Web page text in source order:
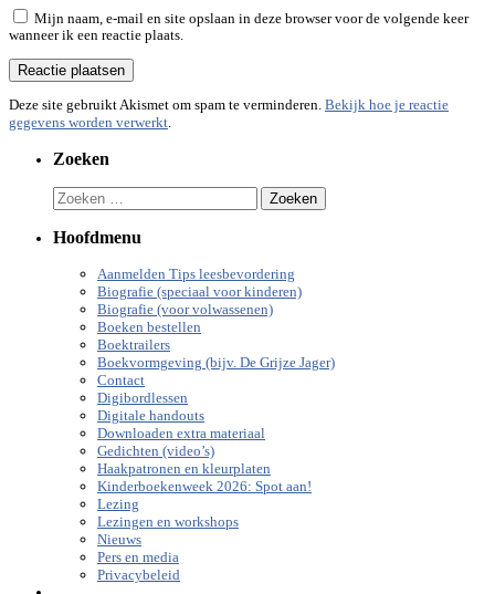
Mijn naam, e-mail en site opslaan in deze browser voor de volgende keer
wanneer ik een reactie plaats.
Deze site gebruikt Akismet om spam te verminderen. Bekijk hoe je reactie
gegevens worden verwerkt.
Zoeken
Zoeken
naar:
Hoofdmenu
Aanmelden Tips leesbevordering
Biografie (speciaal voor kinderen)
Biografie (voor volwassenen)
Boeken bestellen
Boektrailers
Boekvormgeving (bijv. De Grijze Jager)
Contact
Digibordlessen
Digitale handouts
Downloaden extra materiaal
Gedichten (video’s)
Haakpatronen en kleurplaten
Kinderboekenweek 2026: Spot aan!
Lezing
Lezingen en workshops
Nieuws
Pers en media
Privacybeleid